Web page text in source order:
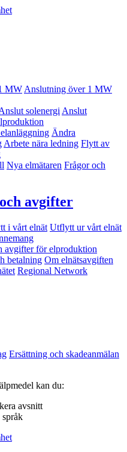
MW Anslutning över 1 MW
solenergi Anslut
Ändra
Arbete nära ledning Flytt av
Nya elmätaren Frågor och
avgifter
i vårt elnät Utflytt ur vårt elnät
avgifter för elproduktion
betalning Om elnätsavgiften
Regional Network
Ersättning och skadeanmälan
kan du:
avsnitt